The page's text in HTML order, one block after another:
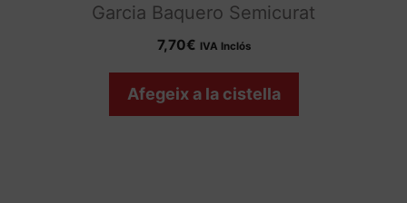
Garcia Baquero Semicurat
7,70€ IVA Inclós
Afegeix a la cistella